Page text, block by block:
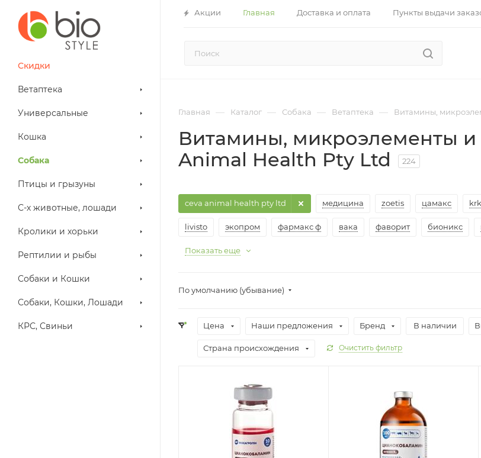
Акции Главная Доставка и оплата Пункты выдачи
Скидки
Ветаптека
Универсальные
Кошка
Собака
Птицы и грызуны
С-х животные, лошади
Кролики и хорьки
Рептилии и рыбы
Собаки и Кошки
Собаки, Кошки, Лошади
КРС, Свиньи
Главная — Каталог — Собака — Ветаптека — Витамины,
Витамины, микроэлементы и
Animal Health Pty Ltd
224
медицина zoetis цамакс
livisto экопром фармакс ф вака фаворит бионикс
ceva animal health pty ltd
Показать еще
По умолчанию (убывание)
Цена Наши предложения Бренд В наличии
Страна происхождения Очистить фильтр